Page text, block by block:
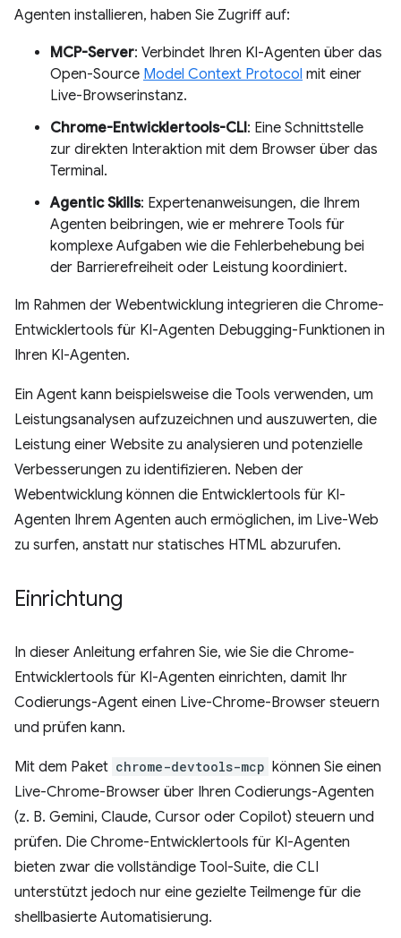
Agenten installieren, haben Sie Zugriff auf:
MCP-Server: Verbindet Ihren KI-Agenten über das
Open-Source Model Context Protocol mit einer
Live-Browserinstanz.
Chrome-Entwicklertools-CLI: Eine Schnittstelle
zur direkten Interaktion mit dem Browser über das
Terminal.
Agentic Skills: Expertenanweisungen, die Ihrem
Agenten beibringen, wie er mehrere Tools für
komplexe Aufgaben wie die Fehlerbehebung bei
der Barrierefreiheit oder Leistung koordiniert.
Im Rahmen der Webentwicklung integrieren die Chrome-
Entwicklertools für KI-Agenten Debugging-Funktionen in
Ihren KI-Agenten.
Ein Agent kann beispielsweise die Tools verwenden, um
Leistungsanalysen aufzuzeichnen und auszuwerten, die
Leistung einer Website zu analysieren und potenzielle
Verbesserungen zu identifizieren. Neben der
Webentwicklung können die Entwicklertools für KI-
Agenten Ihrem Agenten auch ermöglichen, im Live-Web
zu surfen, anstatt nur statisches HTML abzurufen.
Einrichtung
In dieser Anleitung erfahren Sie, wie Sie die Chrome-
Entwicklertools für KI-Agenten einrichten, damit Ihr
Codierungs-Agent einen Live-Chrome-Browser steuern
und prüfen kann.
Mit dem Paket chrome-devtools-mcp können Sie einen
Live-Chrome-Browser über Ihren Codierungs-Agenten
(z. B. Gemini, Claude, Cursor oder Copilot) steuern und
prüfen. Die Chrome-Entwicklertools für KI-Agenten
bieten zwar die vollständige Tool-Suite, die CLI
unterstützt jedoch nur eine gezielte Teilmenge für die
shellbasierte Automatisierung.